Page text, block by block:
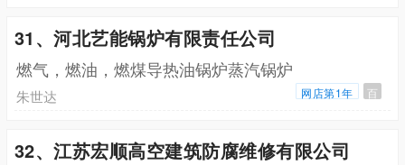
31、河北艺能锅炉有限责任公司
燃气，燃油，燃煤导热油锅炉蒸汽锅炉
朱世达 网店第1年 百
32、江苏宏顺高空建筑防腐维修有限公司